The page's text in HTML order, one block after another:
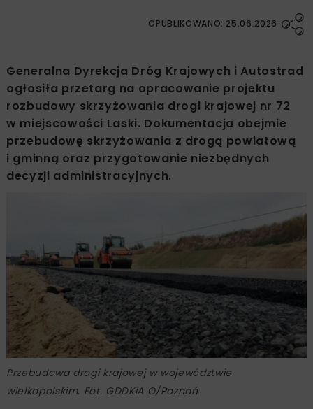
OPUBLIKOWANO: 25.06.2026
Generalna Dyrekcja Dróg Krajowych i Autostrad
ogłosiła przetarg na opracowanie projektu
rozbudowy skrzyżowania drogi krajowej nr 72
w miejscowości Laski. Dokumentacja obejmie
przebudowę skrzyżowania z drogą powiatową
i gminną oraz przygotowanie niezbędnych
decyzji administracyjnych.
Przebudowa drogi krajowej w województwie
wielkopolskim. Fot. GDDKiA O/Poznań